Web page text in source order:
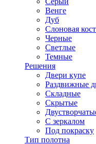
Венге
Дуб
Слоновая
Черные
Светлые
Темные
Решения
Двери купе
Раздвижные
Складные
Скрытые
С зеркалом
Под покраску
Тип полотна